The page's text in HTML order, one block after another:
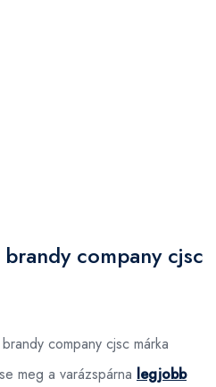
company cjsc
company cjsc márka
meg a varázspárna legjobb